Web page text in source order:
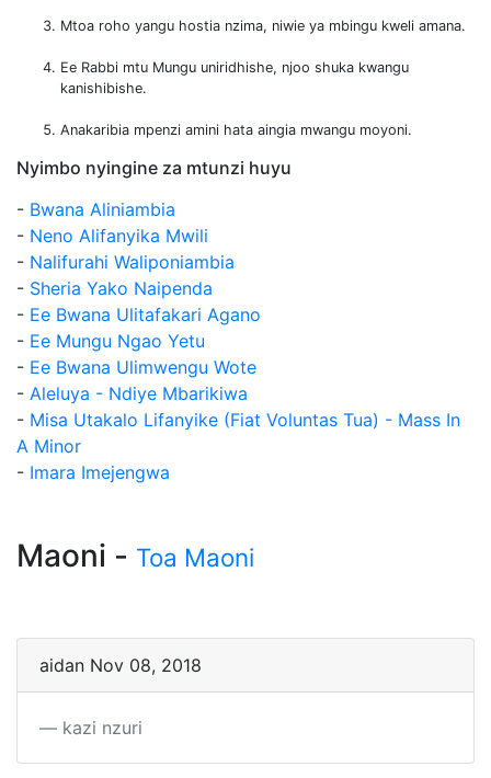
Mtoa roho yangu hostia nzima, niwie ya mbingu kweli amana.
Ee Rabbi mtu Mungu uniridhishe, njoo shuka kwangu
kanishibishe.
Anakaribia mpenzi amini hata aingia mwangu moyoni.
Nyimbo nyingine za mtunzi huyu
- Bwana Aliniambia
- Neno Alifanyika Mwili
- Nalifurahi Waliponiambia
- Sheria Yako Naipenda
- Ee Bwana Ulitafakari Agano
- Ee Mungu Ngao Yetu
- Ee Bwana Ulimwengu Wote
- Aleluya - Ndiye Mbarikiwa
- Misa Utakalo Lifanyike (Fiat Voluntas Tua) - Mass In
A Minor
- Imara Imejengwa
Maoni - Toa Maoni
aidan Nov 08, 2018
kazi nzuri